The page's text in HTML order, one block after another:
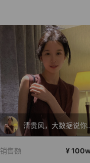
清贵风
销售额 ¥